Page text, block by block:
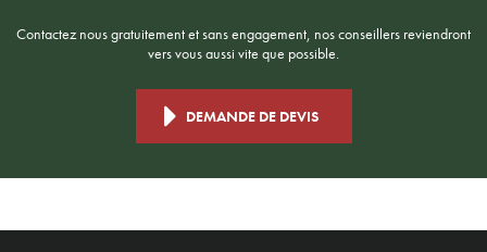
Contactez nous gratuitement et sans engagement, nos conseillers reviendront
vers vous aussi vite que possible.
DEMANDE DE DEVIS